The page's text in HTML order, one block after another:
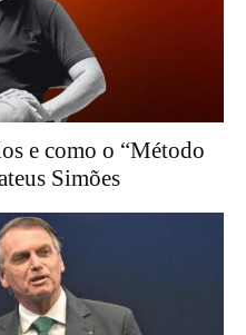
e como o “Método
Simões